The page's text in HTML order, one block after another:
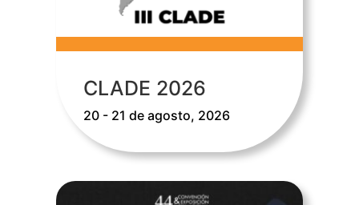
CLADE 2026
20 - 21 de agosto, 2026